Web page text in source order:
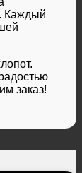
Каждый
заказ!